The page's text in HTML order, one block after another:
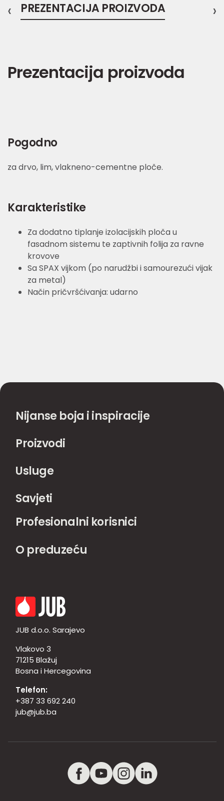
PREZENTACIJA PROIZVODA
‹ ›
Prezentacija proizvoda
Pogodno
za drvo, lim, vlakneno-cementne ploče.
Karakteristike
Za dodatno tiplanje izolacijskih ploča u
fasadnom sistemu te zaptivnih folija za ravne
krovove
Sa SPAX vijkom (po narudžbi i samourezući vijak
za metal)
Način pričvršćivanja: udarno
Nijanse boja i inspiracije
Proizvodi
Usluge
Savjeti
Profesionalni korisnici
O preduzeću
JUB d.o.o. Sarajevo
Vlakovo 3
71215 Blažuj
Bosna i Hercegovina
Telefon:
+387 33 692 240
jub@jub.ba